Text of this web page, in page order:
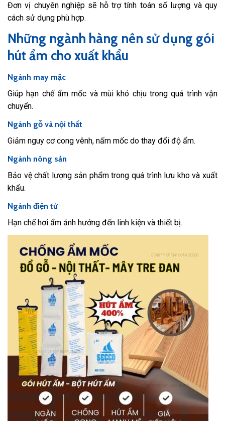
Đơn vị chuyên nghiệp sẽ hỗ trợ tính toán số lượng và quy
cách sử dụng phù hợp.
Những ngành hàng nên sử dụng gói
hút ẩm cho xuất khẩu
Ngành may mặc
Giúp hạn chế ẩm mốc và mùi khó chịu trong quá trình vận
chuyển.
Ngành gỗ và nội thất
Giảm nguy cơ cong vênh, nấm mốc do thay đổi độ ẩm.
Ngành nông sản
Bảo vệ chất lượng sản phẩm trong quá trình lưu kho và xuất
khẩu.
Ngành điện tử
Hạn chế hơi ẩm ảnh hưởng đến linh kiện và thiết bị.